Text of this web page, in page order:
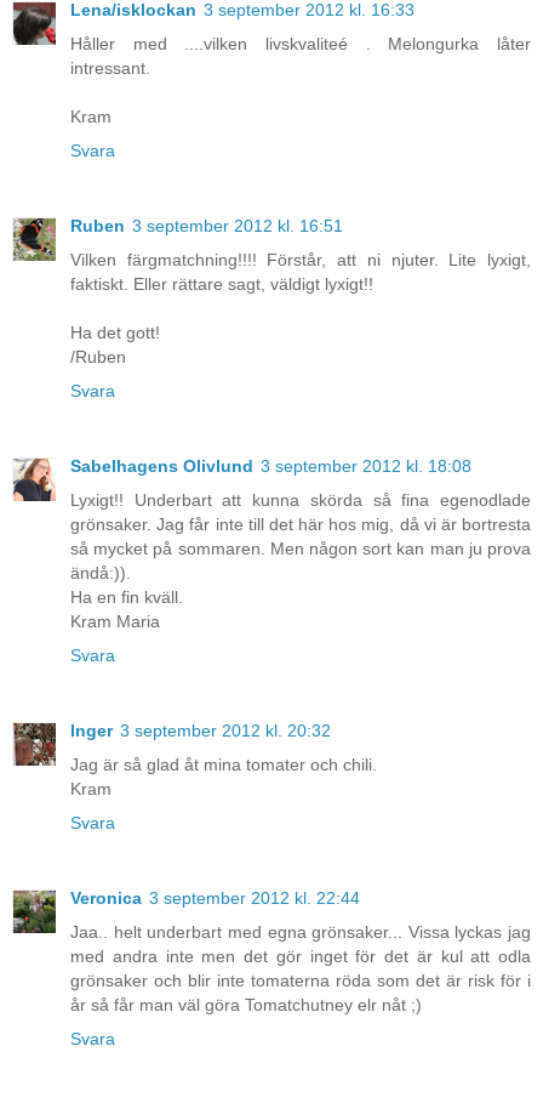
Lena/isklockan 3 september 2012 kl. 16:33
Håller med ....vilken livskvaliteé . Melongurka låter
intressant.
Kram
Svara
Ruben 3 september 2012 kl. 16:51
Vilken färgmatchning!!!! Förstår, att ni njuter. Lite lyxigt,
faktiskt. Eller rättare sagt, väldigt lyxigt!!
Ha det gott!
/Ruben
Svara
Sabelhagens Olivlund 3 september 2012 kl. 18:08
Lyxigt!! Underbart att kunna skörda så fina egenodlade
grönsaker. Jag får inte till det här hos mig, då vi är bortresta
så mycket på sommaren. Men någon sort kan man ju prova
ändå:)).
Ha en fin kväll.
Kram Maria
Svara
Inger 3 september 2012 kl. 20:32
Jag är så glad åt mina tomater och chili.
Kram
Svara
Veronica 3 september 2012 kl. 22:44
Jaa.. helt underbart med egna grönsaker... Vissa lyckas jag
med andra inte men det gör inget för det är kul att odla
grönsaker och blir inte tomaterna röda som det är risk för i
år så får man väl göra Tomatchutney elr nåt ;)
Svara